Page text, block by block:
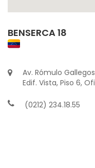
BENSERCA 18
Av. Rómulo
Edif. Vista, Piso 6,
(0212) 234.18.55